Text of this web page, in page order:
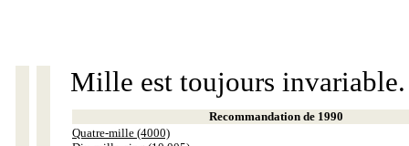
Mille est toujours invariable.
Recommandation de 1990
Quatre-mille (4000)